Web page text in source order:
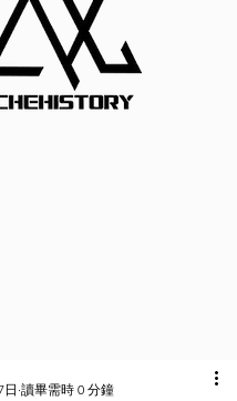
日 讀畢需時 0 分鐘